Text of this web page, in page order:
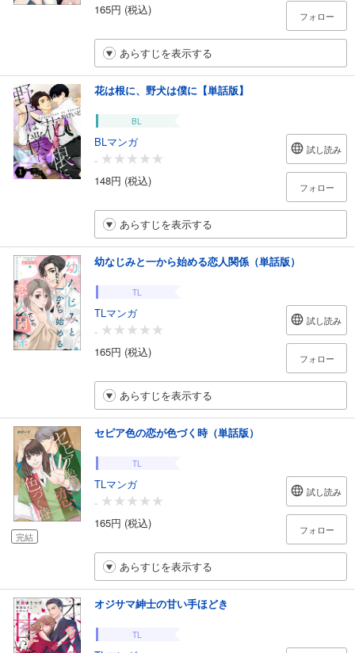
165円 (税込)
フォロー
あらすじを表示する
花は根に、野犬は僕に【単話版】
BL
BLマンガ
-
148円 (税込)
試し読み
フォロー
あらすじを表示する
幼なじみと一から始める恋人関係（単話版）
TL
TLマンガ
-
165円 (税込)
試し読み
フォロー
あらすじを表示する
完結
セピア色の恋が色づく時（単話版）
TL
TLマンガ
-
165円 (税込)
試し読み
フォロー
あらすじを表示する
オジサマ紳士の甘い手ほどき
TL